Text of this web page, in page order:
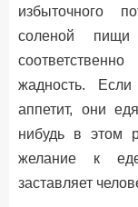
избыточного
соленой
жадность.
аппетит, они
нибудь в этом
желание к
заставляет